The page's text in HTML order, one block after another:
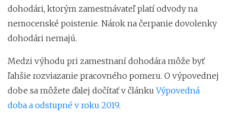
dohodári, ktorým zamestnávateľ platí odvody na
nemocenské poistenie. Nárok na čerpanie dovolenky
dohodári nemajú.
Medzi výhodu pri zamestnaní dohodára môže byť
ľahšie rozviazanie pracovného pomeru. O výpovednej
dobe sa môžete ďalej dočítať v článkuVýpovedná
doba a odstupné v roku 2019.